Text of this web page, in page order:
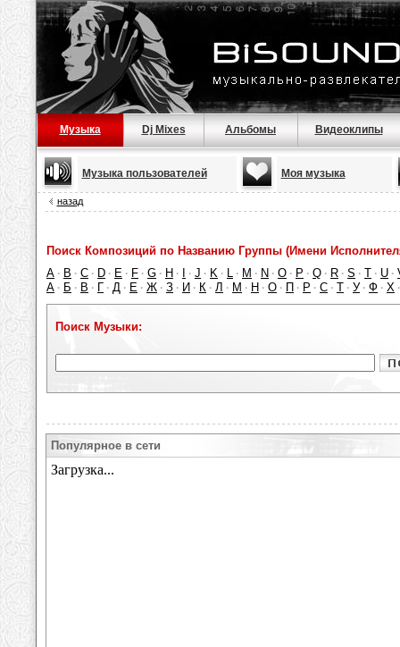
Музыка Dj Mixes Альбомы Видеоклипы
Музыка пользователей Моя музыка
назад
Поиск Композиций по Названию Группы (Имени
A · B · C · D · E · F · G · H · · J · K · L · M · N · O · P · Q · R · S · T · U ·
А · Б · В · Г · Д · Е · Ж · З · И · К · Л · М · Н · О · П · Р · С · Т · У · Ф · Х
Поиск Музыки:
Популярное в сети